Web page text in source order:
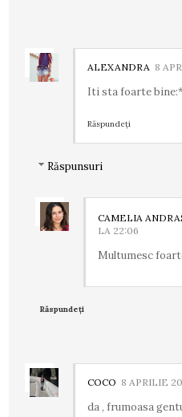
ALEXANDRA 8
Iti sta foarte bine:*
Răspundeți
Răspunsuri
CAMELIA
LA 22:06
Multumesc
Răspundeți
COCO 8 APRILIE
da , frumoasa